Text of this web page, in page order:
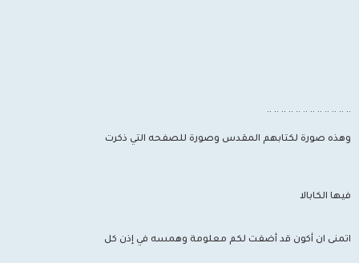
.. .. .. .. .. .. .. .. .. .. .. ..
وهذه صورة لكتابهم المقدس وصورة للصفحه التي ذكرت
فيها الكابالا
اتمنى ان أكون قد أضفت لكم معلومة وهمسه في إذن كل